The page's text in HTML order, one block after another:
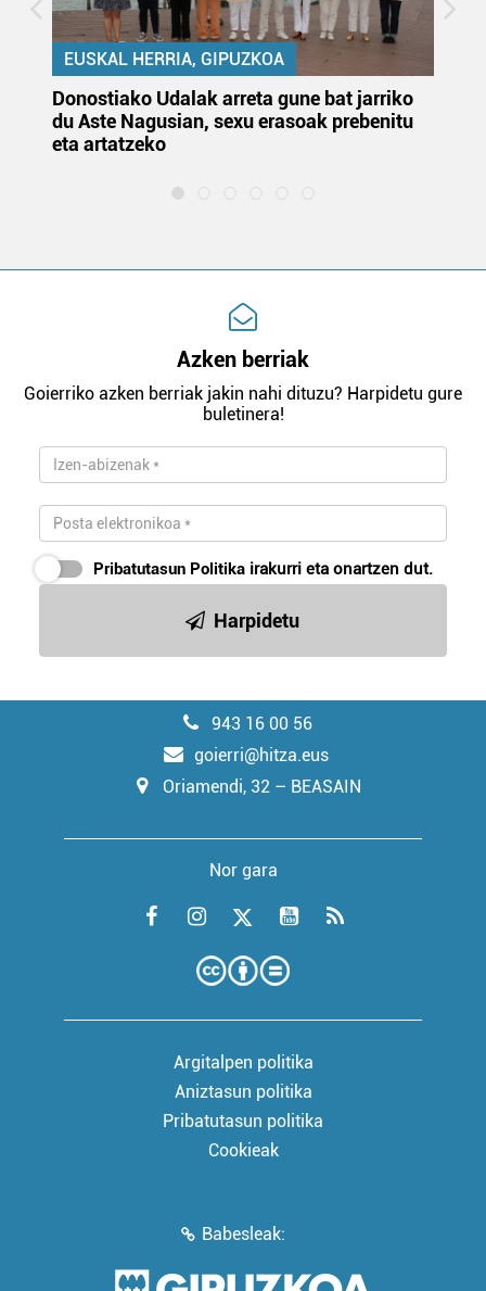
EUSKAL HERRIA, GIPUZKOA
Donostiako Udalak arreta gune bat jarriko
du Aste Nagusian, sexu erasoak prebenitu
eta artatzeko
Azken berriak
Goierriko azken berriak jakin nahi dituzu? Harpidetu gure
buletinera!
Pribatutasun Politika irakurri eta onartzen dut.
Harpidetu
943 16 00 56
goierri@hitza.eus
Oriamendi, 32 – BEASAIN
Nor gara
Argitalpen politika
Aniztasun politika
Pribatutasun politika
Cookieak
Babesleak: